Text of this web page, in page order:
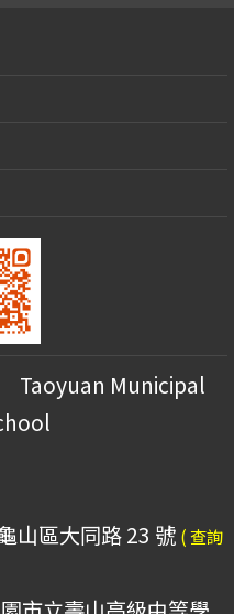
Taoyuan Municipal
山區大同路 23 號 ( 查詢